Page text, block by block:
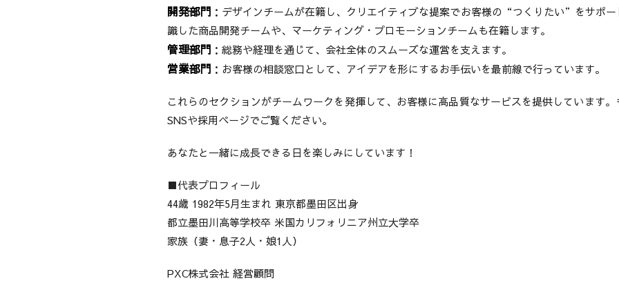
開発部門 ：デザインチームが在籍し、クリエイティブな提案でお客様の“つくりたい”をサポ
識した商品開発チームや、マーケティング・プロモーションチームも在籍します。
管理部門 ：総務や経理を通じて、会社全体のスムーズな運営を支えます。
営業部門 ：お客様の相談窓口として、アイデアを形にするお手伝いを最前線で行っています。
これらのセクションがチームワークを発揮して、お客様に高品質なサービスを提供しています
SNSや採用ページでご覧ください。
あなたと一緒に成長できる日を楽しみにしています！
■代表プロフィール
44歳 1982年5月生まれ 東京都墨田区出身
都立墨田川高等学校卒 米国カリフォリニア州立大学卒
家族（妻・息子2人・娘1人）
PXC株式会社 経営顧問